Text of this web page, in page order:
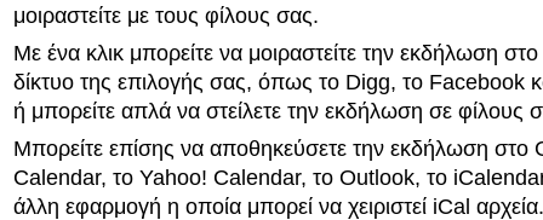
μοιραστείτε με τους φίλους σας.
Με ένα κλικ μπορείτε να μοιραστείτε την εκδήλωση στο
δίκτυο της επιλογής σας, όπως το Digg, το Facebook
ή μπορείτε απλά να στείλετε την εκδήλωση σε
Μπορείτε επίσης να αποθηκεύσετε την εκδήλωση στο
Calendar, το Yahoo! Calendar, το Outlook, το
άλλη εφαρμογή η οποία μπορεί να χειριστεί iCal αρχεία.